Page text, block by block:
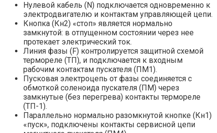
Нулевой кабель (N) подключается одновременно к
электродвигателю и контактам управляющей цепи.
Кнопка (Кн2) «стоп» является нормально
замкнутой: в отпущенном состоянии через нее
протекает электрический ток.
Линия фазы (F) контролируется защитной схемой
термореле (ТП), и подключается к входным
рабочим контактам пускателя (ПМ1).
Пусковая электроцепь от фазы соединяется с
обмоткой соленоида пускателя (ПМ) через
замкнутые (без перегрева) контакты термореле
(ТП-1).
Параллельно нормально разомкнутой кнопке (Кн1)
«пуск», подключены контакты сервисной цепи